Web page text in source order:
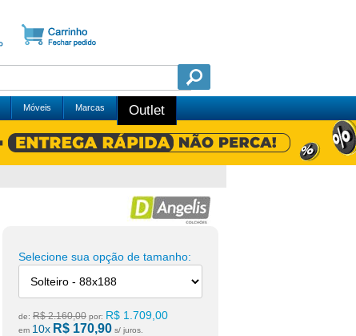
Móveis Marcas Outlet
Selecione sua opção de tamanho:
de: R$ 2.160,00 por: R$ 1.709,00
em 10x R$ 170,90 s/ juros.